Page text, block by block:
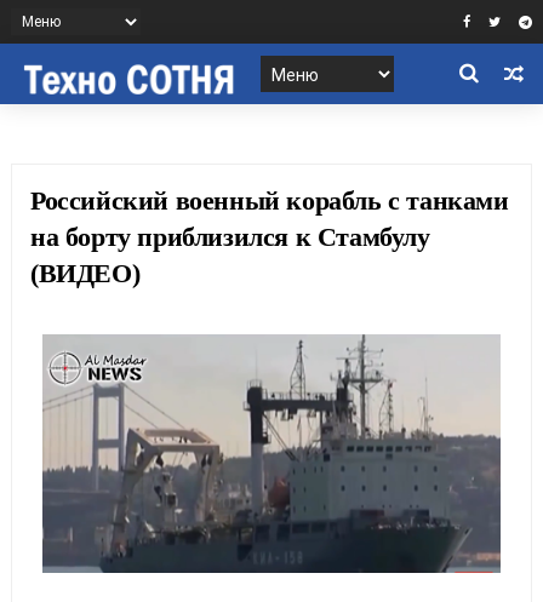
Российский военный корабль с танками
на борту приблизился к Стамбулу
(ВИДЕО)